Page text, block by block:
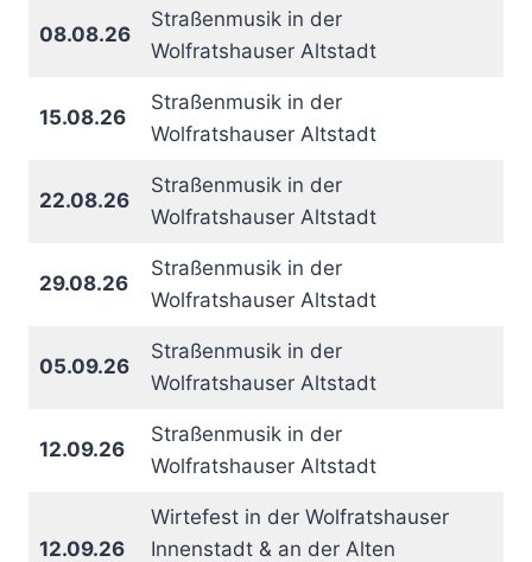
08.08.26
Straßenmusik in der
Wolfratshauser Altstadt
15.08.26
Straßenmusik in der
Wolfratshauser Altstadt
22.08.26
Straßenmusik in der
Wolfratshauser Altstadt
29.08.26
Straßenmusik in der
Wolfratshauser Altstadt
05.09.26
Straßenmusik in der
Wolfratshauser Altstadt
12.09.26
Straßenmusik in der
Wolfratshauser Altstadt
12.09.26
Wirtefest in der Wolfratshauser
Innenstadt & an der Alten